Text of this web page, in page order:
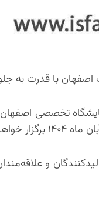
اصفهان با قدرت به
تخصصی
و